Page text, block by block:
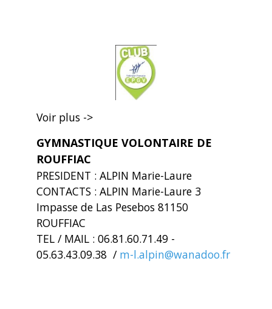
Voir plus ->
GYMNASTIQUE VOLONTAIRE DE
ROUFFIAC
PRESIDENT : ALPIN Marie-Laure
CONTACTS : ALPIN Marie-Laure 3
Impasse de Las Pesebos 81150
ROUFFIAC
TEL / MAIL : 06.81.60.71.49 -
05.63.43.09.38 / m-l.alpin@wanadoo.fr